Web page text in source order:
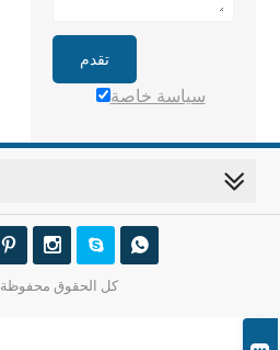
تقدم
سياسة خاصة
   
حقوق الطبع والنشر © Sinoflo. كل الحقوق محفوظة